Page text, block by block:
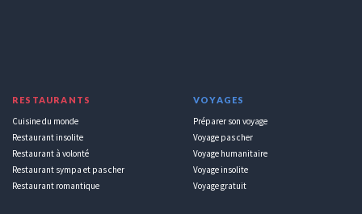
RESTAURANTS
Cuisine du monde
Restaurant insolite
Restaurant à volonté
Restaurant sympa et pas cher
Restaurant romantique
VOYAGES
Préparer son voyage
Voyage pas cher
Voyage humanitaire
Voyage insolite
Voyage gratuit